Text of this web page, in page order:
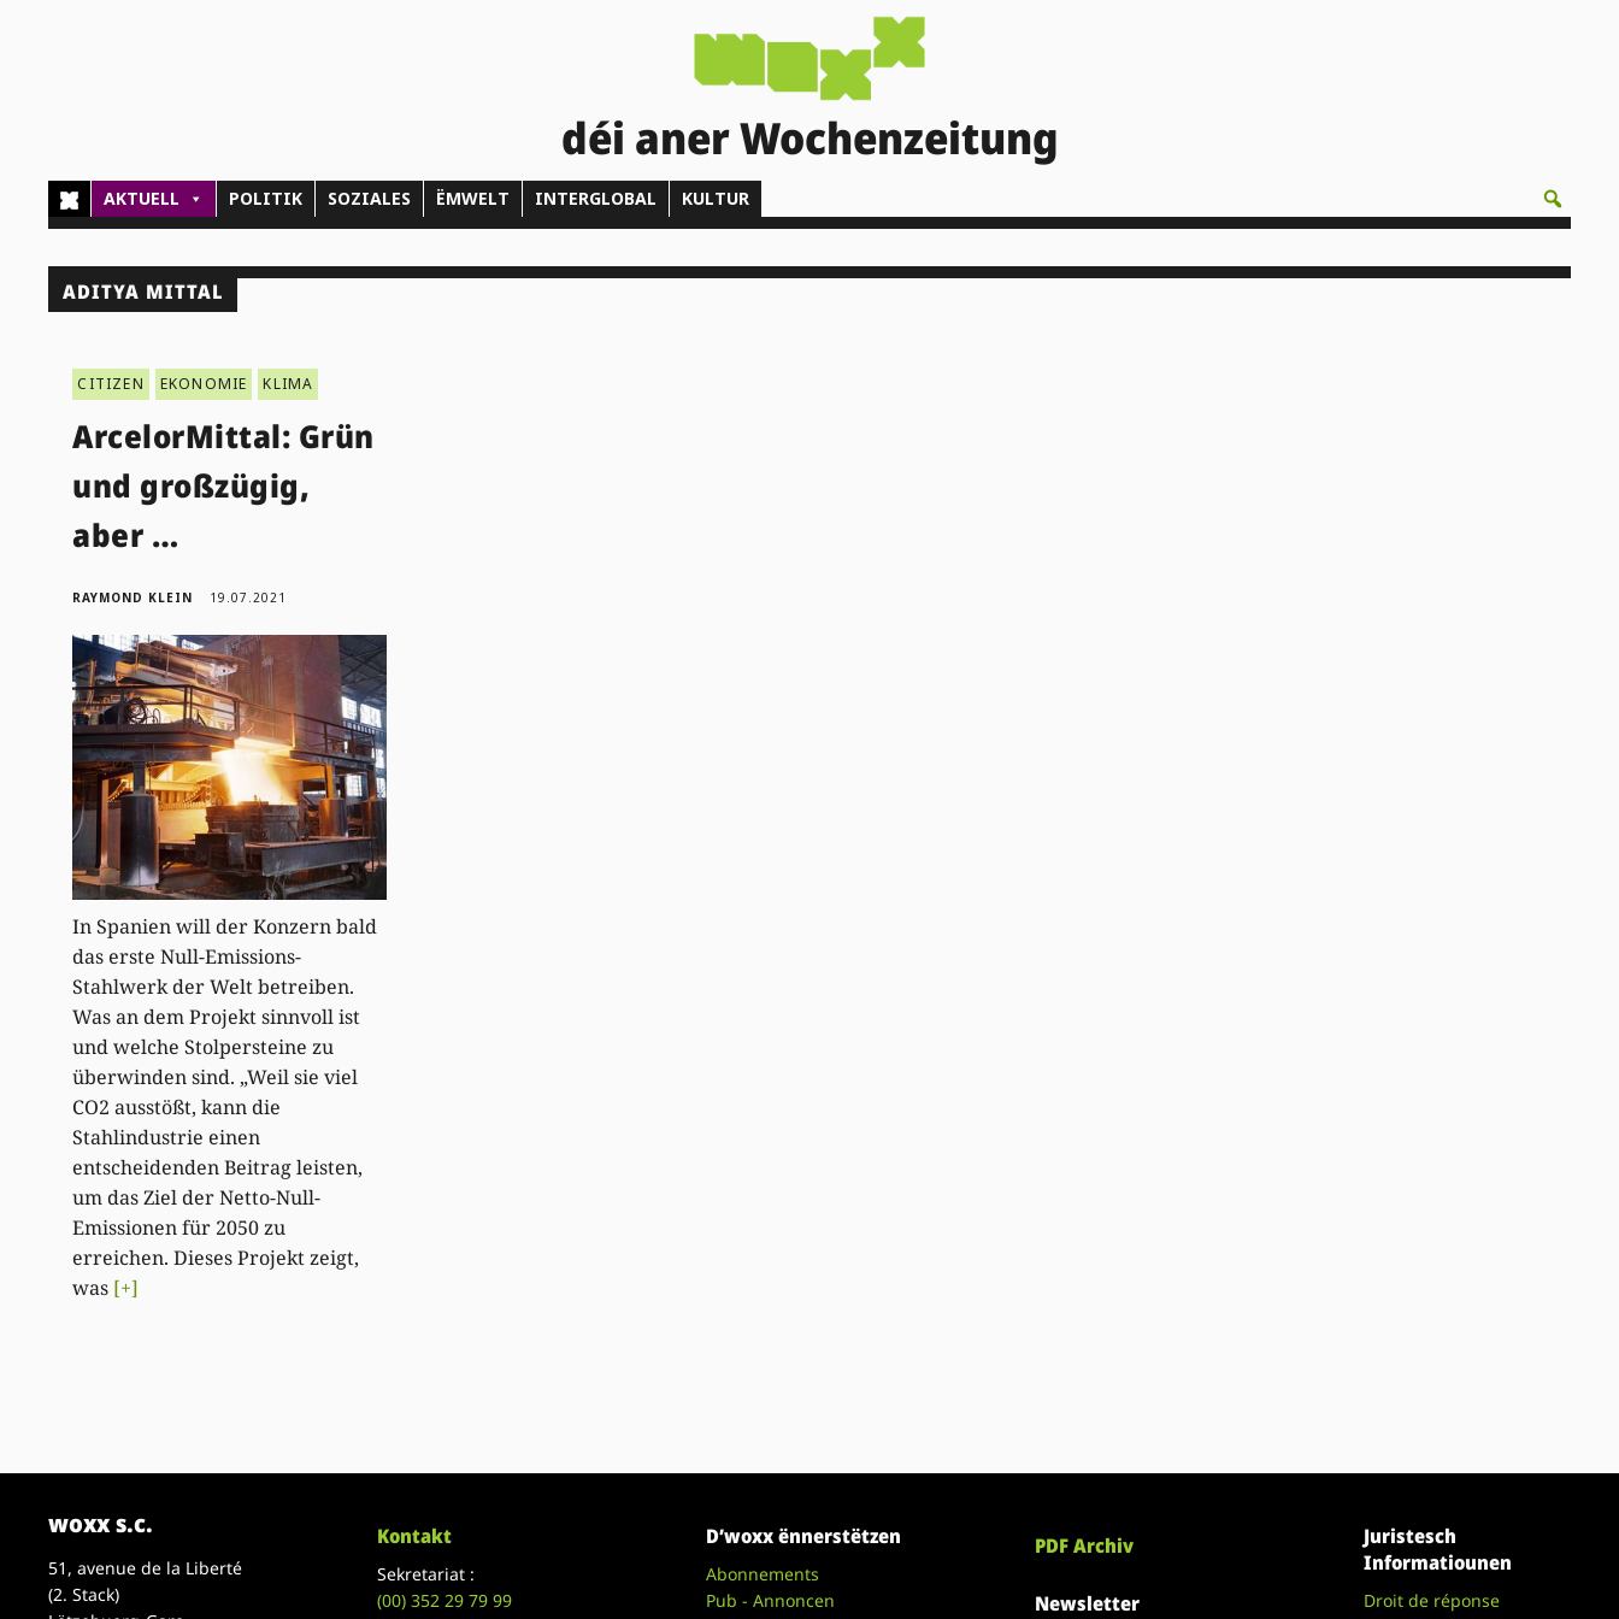
déi aner Wochenzeitung
AKTUELL POLITIK SOZIALES ËMWELT INTERGLOBAL KULTUR
ADITYA MITTAL
CITIZEN EKONOMIE KLIMA
ArcelorMittal: Grün
und großzügig,
aber …
RAYMOND KLEIN 19.07.2021
In Spanien will der Konzern bald
das erste Null-Emissions-
Stahlwerk der Welt betreiben.
Was an dem Projekt sinnvoll ist
und welche Stolpersteine zu
überwinden sind. „Weil sie viel
CO2 ausstößt, kann die
Stahlindustrie einen
entscheidenden Beitrag leisten,
um das Ziel der Netto-Null-
Emissionen für 2050 zu
erreichen. Dieses Projekt zeigt,
was [+]
woxx s.c.
51, avenue de la Liberté
(2. Stack)
Kontakt
Sekretariat :
(00)352 29 79 99
D’woxx ënnerstëtzen
Abonnements
Pub - Annoncen
PDF Archiv
Newsletter
Juristesch
Informatiounen
Droit de réponse